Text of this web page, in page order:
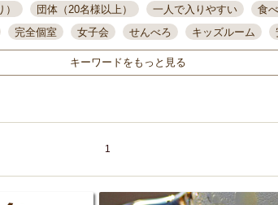
団体（20名様以上） 一人で入りやすい 食
完全個室 女子会 せんべろ キッズルーム
一人飲み 誕生日 大人数
最高 肉料理 模合 インスタ映え 座敷席
忘年会コース レモンサワー 観光客に人気
4000円台コース
デリバリー 寿司 クリスマス 和食
キーワードをもっと見る
1